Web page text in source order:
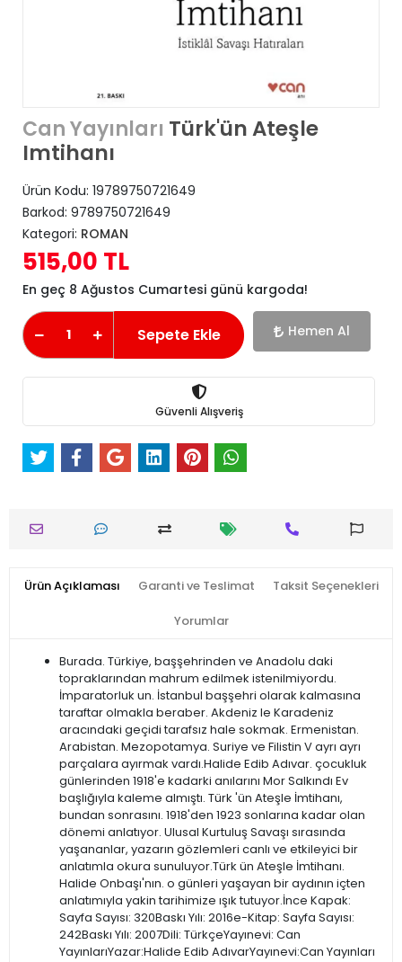
Can Yayınları Türk'ün Ateşle
Imtihanı
Ürün Kodu: 19789750721649
Barkod: 9789750721649
Kategori: ROMAN
515,00 TL
En geç 8 Ağustos Cumartesi günü kargoda!
Sepete Ekle Hemen Al
Güvenli Alışveriş
Ürün Açıklaması Garanti ve Teslimat Taksit Seçenekleri
Yorumlar
Burada. Türkiye, başşehrinden ve Anadolu daki
topraklarından mahrum edilmek istenilmiyordu.
İmparatorluk un. İstanbul başşehri olarak kalmasına
taraftar olmakla beraber. Akdeniz le Karadeniz
aracındaki geçidi tarafsız hale sokmak. Ermenistan.
Arabistan. Mezopotamya. Suriye ve Filistin V ayrı ayrı
parçalara ayırmak vardı.Halide Edib Adıvar. çocukluk
günlerinden 1918'e kadarki anılarını Mor Salkındı Ev
başlığıyla kaleme almıştı. Türk 'ün Ateşle İmtihanı,
bundan sonrasını. 1918'den 1923 sonlarına kadar olan
dönemi anlatıyor. Ulusal Kurtuluş Savaşı sırasında
yaşananlar, yazarın gözlemleri canlı ve etkileyici bir
anlatımla okura sunuluyor.Türk ün Ateşle İmtihanı.
Halide Onbaşı'nın. o günleri yaşayan bir aydının içten
anlatımıyla yakin tarihimize ışık tutuyor.İnce Kapak:
Sayfa Sayısı: 320Baskı Yılı: 2016e-Kitap: Sayfa Sayısı:
242Baskı Yılı: 2007Dili: TürkçeYayınevi: Can
YayınlarıYazar:Halide Edib AdıvarYayınevi:Can Yayınları